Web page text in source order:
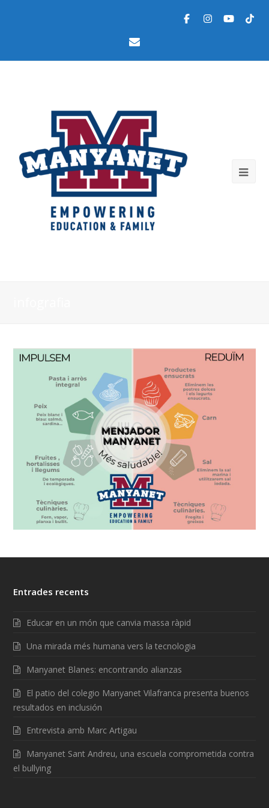
Entrades recents
Educar en un món que canvia massa ràpid
Una mirada més humana vers la tecnologia
Manyanet Blanes: encontrando alianzas
El patio del colegio Manyanet Vilafranca presenta buenos
resultados en inclusión
Entrevista amb Marc Artigau
Manyanet Sant Andreu, una escuela comprometida contra
el bullying